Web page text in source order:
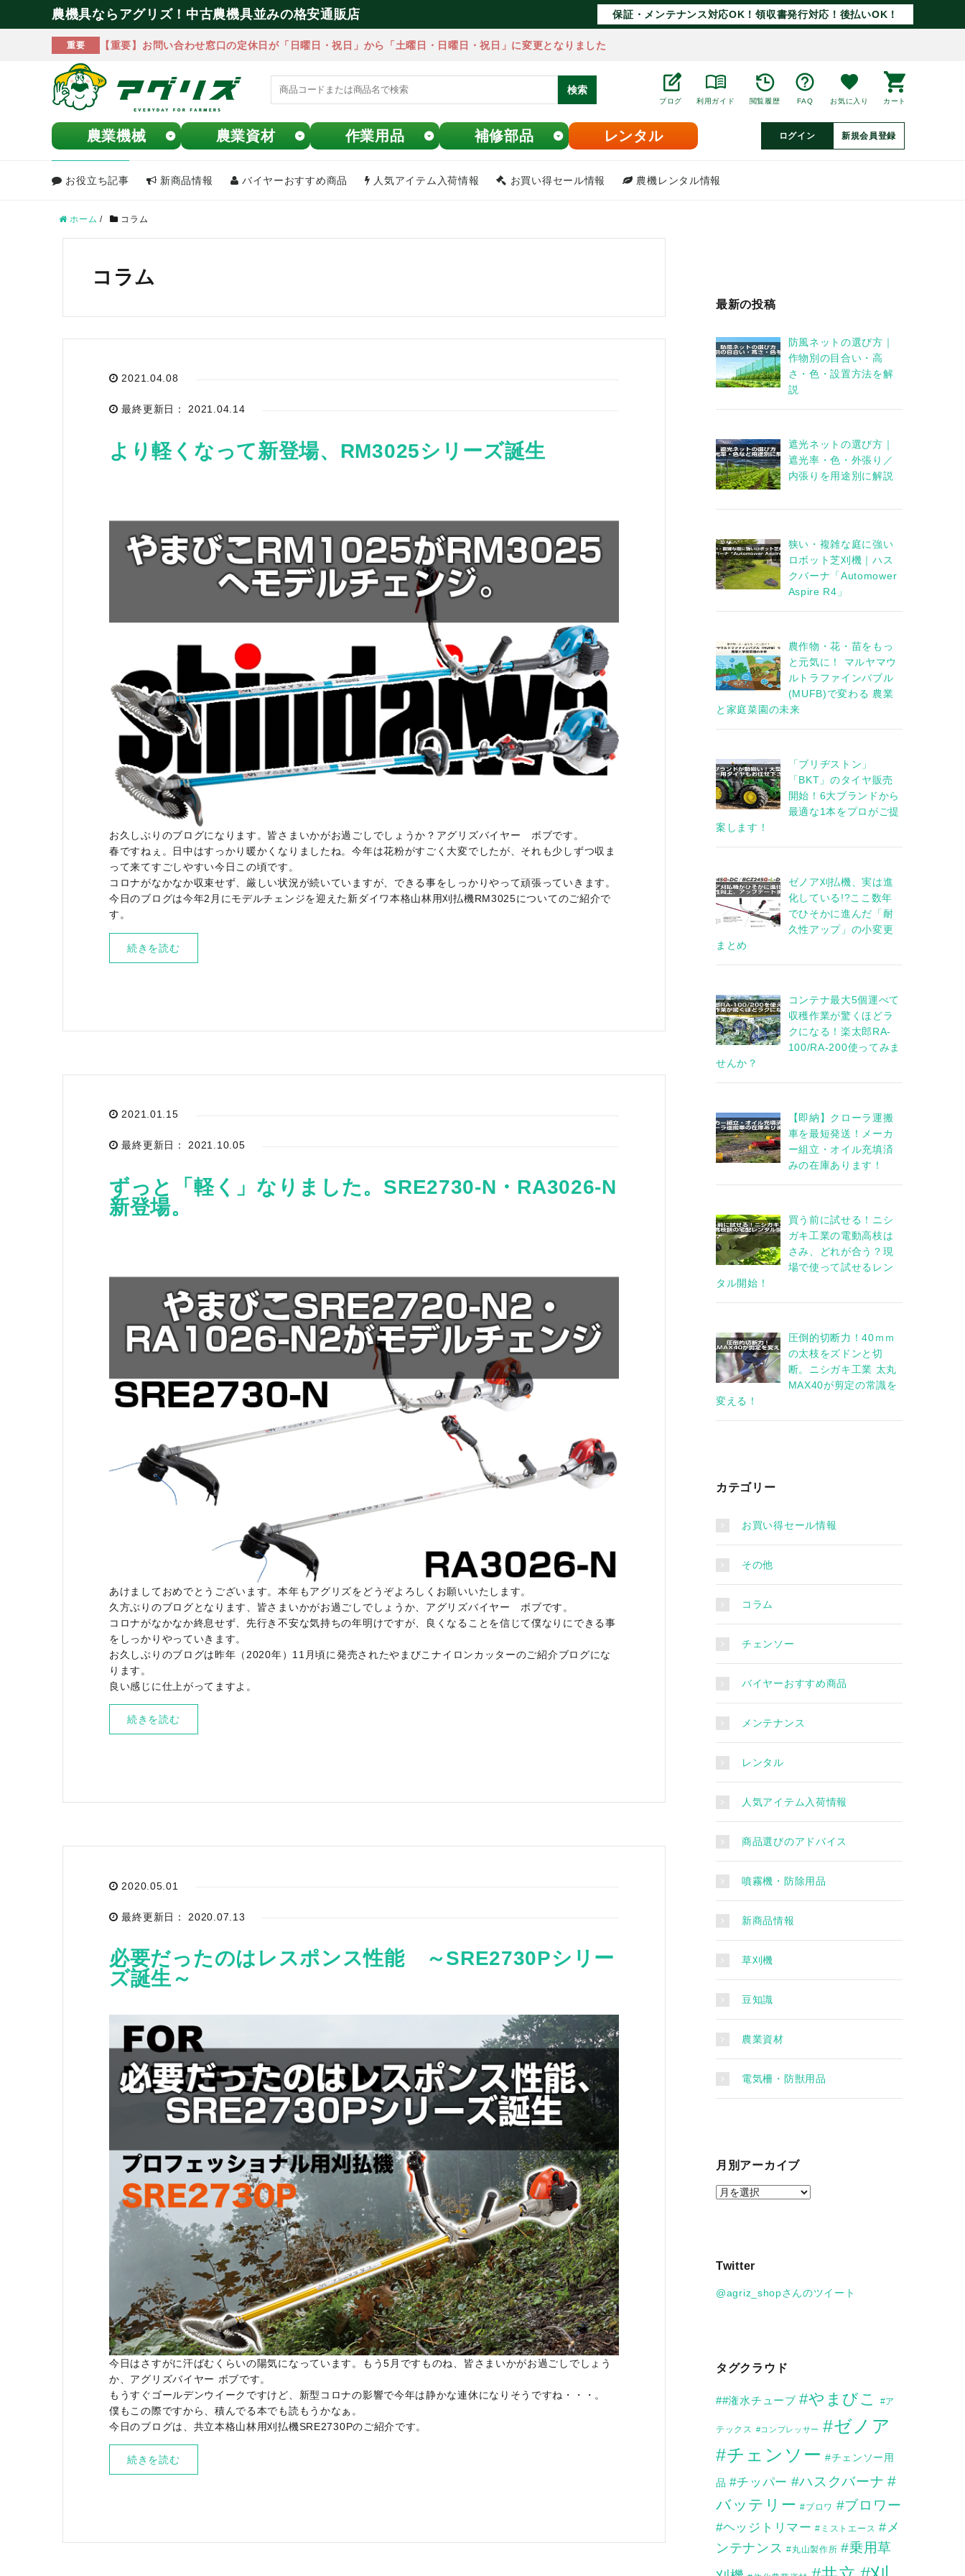
農機具ならアグリズ！中古農機具並みの格安通販店 保証・メンテナンス対応OK！領収書発行対応！後払いOK！
重要 【重要】お問い合わせ窓口の定休日が「日曜日・祝日」から「土曜日・日曜日・祝日」に変更となりました
検索
ブログ 利用ガイド 閲覧履歴 FAQ お気に入り カート
農業機械 農業資材 作業用品 補修部品 レンタル ログイン 新規会員登録
お役立ち記事 新商品情報 バイヤーおすすめ商品 人気アイテム入荷情報 お買い得セール情報 農機レンタル情報
ログイン person
FAQ
メールでのお問い合わせ
info@agriz.net
FAXでのご注文
0739-72-453224時間受付
ホーム / コラム
コラム
2021.04.08
最終更新日： 2021.04.14
より軽くなって新登場、RM3025シリーズ誕生
お久しぶりのブログになります。皆さまいかがお過ごしでしょうか？アグリズバイヤー ボブです。
春ですねぇ。日中はすっかり暖かくなりましたね。今年は花粉がすごく大変でしたが、それも少しずつ収ま
って来てすごしやすい今日この頃です。
コロナがなかなか収束せず、厳しい状況が続いていますが、できる事をしっかりやって頑張っていきます。
今日のブログは今年2月にモデルチェンジを迎えた新ダイワ本格山林用刈払機RM3025についてのご紹介で
す。
続きを読む
2021.01.15
最終更新日： 2021.10.05
ずっと「軽く」なりました。SRE2730-N・RA3026-N
新登場。
あけましておめでとうございます。本年もアグリズをどうぞよろしくお願いいたします。
久方ぶりのブログとなります、皆さまいかがお過ごしでしょうか、アグリズバイヤー ボブです。
コロナがなかなか終息せず、先行き不安な気持ちの年明けですが、良くなることを信じて僕なりにできる事
をしっかりやっていきます。
お久しぶりのブログは昨年（2020年）11月頃に発売されたやまびこナイロンカッターのご紹介ブログにな
ります。
良い感じに仕上がってますよ。
続きを読む
2020.05.01
最終更新日： 2020.07.13
必要だったのはレスポンス性能 ～SRE2730Pシリー
ズ誕生～
今日はさすがに汗ばむくらいの陽気になっています。もう5月ですものね、皆さまいかがお過ごしでしょう
か、アグリズバイヤー ボブです。
もうすぐゴールデンウイークですけど、新型コロナの影響で今年は静かな連休になりそうですね・・・。
僕もこの際ですから、積んでる本でも読もうかなぁ。
今日のブログは、共立本格山林用刈払機SRE2730Pのご紹介です。
続きを読む
最新の投稿
防風ネットの選び方｜
作物別の目合い・高
さ・色・設置方法を解
説
遮光ネットの選び方｜
遮光率・色・外張り／
内張りを用途別に解説
狭い・複雑な庭に強い
ロボット芝刈機｜ハス
クバーナ「Automower
Aspire R4」
農作物・花・苗をもっ
と元気に！ マルヤマウ
ルトラファインバブル
(MUFB)で変わる 農業
と家庭菜園の未来
「ブリヂストン」
「BKT」のタイヤ販売
開始！6大ブランドから
最適な1本をプロがご提
案します！
ゼノア刈払機、実は進
化している!?ここ数年
でひそかに進んだ「耐
久性アップ」の小変更
まとめ
コンテナ最大5個運べて
収穫作業が驚くほどラ
クになる！楽太郎RA-
100/RA-200使ってみま
せんか？
【即納】クローラ運搬
車を最短発送！メーカ
ー組立・オイル充填済
みの在庫あります！
買う前に試せる！ニシ
ガキ工業の電動高枝は
さみ、どれが合う？現
場で使って試せるレン
タル開始！
圧倒的切断力！40ｍｍ
の太枝をズドンと切
断。ニシガキ工業 太丸
MAX40が剪定の常識を
変える！
カテゴリー
お買い得セール情報
その他
コラム
チェンソー
バイヤーおすすめ商品
メンテナンス
レンタル
人気アイテム入荷情報
商品選びのアドバイス
噴霧機・防除用品
新商品情報
草刈機
豆知識
農業資材
電気柵・防獣用品
月別アーカイブ
月
イ
Twitter
@agriz_shopさんのツイート
タグクラウド
##潅水チューブ #やまびこ #ア
テックス #コンプレッサー #ゼノア
#チェンソー #チェンソー用
品 #チッパー #ハスクバーナ #
バッテリー #ブロワ #ブロワー
#ヘッジトリマー #ミストエース #メ
ンテナンス #丸山製作所 #乗用草